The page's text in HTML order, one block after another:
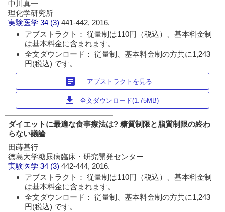
中川真一
理化学研究所
実験医学 34 (3)441-442, 2016.
アブストラクト： 従量制は110円（税込）、基本料金制
は基本料金に含まれます。
全文ダウンロード： 従量制、基本料金制の方共に1,243
円(税込) です。
article アブストラクトを見る
download 全文ダウンロード(1.75MB)
ダイエットに最適な食事療法は? 糖質制限と脂質制限の終わ
らない議論
田蒔基行
徳島大学糖尿病臨床・研究開発センター
実験医学 34 (3)442-444, 2016.
アブストラクト： 従量制は110円（税込）、基本料金制
は基本料金に含まれます。
全文ダウンロード： 従量制、基本料金制の方共に1,243
円(税込) です。